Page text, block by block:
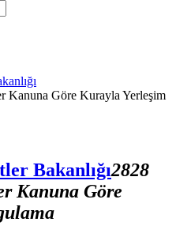
Kanuna Göre Kurayla Yerleşim
Bakanlığı2828
Kanuna Göre